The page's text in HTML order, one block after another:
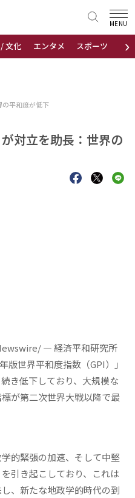
›
文化 エンタメ スポーツ 地域
MENU
の平和度が低下
対立を助長：世界の
— 経済平和研究所
版世界平和度指数（GPI）」
き低下しており、大規模な
が第二次世界大戦以降で最
的緊張の加速、そして中堅
引き起こしており、これは
、新たな地政学的時代の到